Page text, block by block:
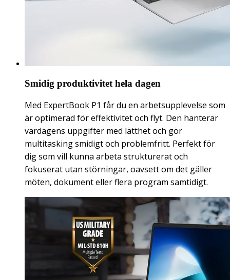
Smidig produktivitet hela dagen
Med ExpertBook P1 får du en arbetsupplevelse som
är optimerad för effektivitet och flyt. Den hanterar
vardagens uppgifter med lätthet och gör
multitasking smidigt och problemfritt. Perfekt för
dig som vill kunna arbeta strukturerat och
fokuserat utan störningar, oavsett om det gäller
möten, dokument eller flera program samtidigt.